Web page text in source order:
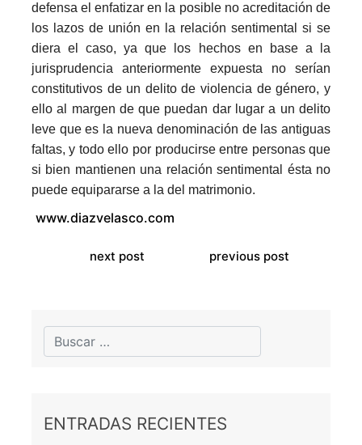
defensa el enfatizar en la posible no acreditación de
los lazos de unión en la relación sentimental si se
diera el caso, ya que los hechos en base a la
jurisprudencia anteriormente expuesta no serían
constitutivos de un delito de violencia de género, y
ello al margen de que puedan dar lugar a un delito
leve que es la nueva denominación de las antiguas
faltas, y todo ello por producirse entre personas que
si bien mantienen una relación sentimental ésta no
puede equipararse a la del matrimonio.
www.diazvelasco.com
previous post
next post
ENTRADAS RECIENTES